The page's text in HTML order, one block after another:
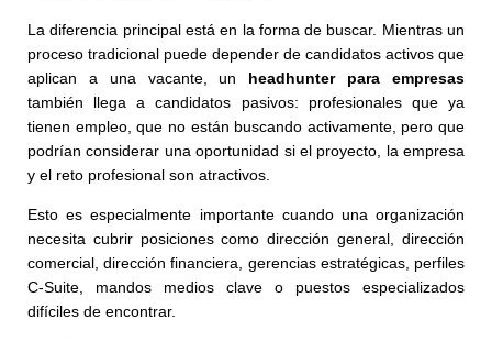
La diferencia principal está en la forma de buscar. Mientras un
proceso tradicional puede depender de candidatos activos que
aplican a una vacante, un headhunter para empresas
también llega a candidatos pasivos: profesionales que ya
tienen empleo, que no están buscando activamente, pero que
podrían considerar una oportunidad si el proyecto, la empresa
y el reto profesional son atractivos.
Esto es especialmente importante cuando una organización
necesita cubrir posiciones como dirección general, dirección
comercial, dirección financiera, gerencias estratégicas, perfiles
C-Suite, mandos medios clave o puestos especializados
difíciles de encontrar.